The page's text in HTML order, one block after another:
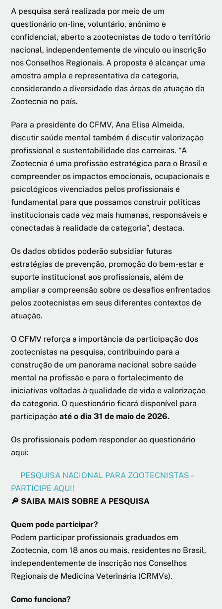
A pesquisa será realizada por meio de um
questionário on-line, voluntário, anônimo e
confidencial, aberto a zootecnistas de todo o território
nacional, independentemente de vínculo ou inscrição
nos Conselhos Regionais. A proposta é alcançar uma
amostra ampla e representativa da categoria,
considerando a diversidade das áreas de atuação da
Zootecnia no país.
Para a presidente do CFMV, Ana Elisa Almeida,
discutir saúde mental também é discutir valorização
profissional e sustentabilidade das carreiras. “A
Zootecnia é uma profissão estratégica para o Brasil e
compreender os impactos emocionais, ocupacionais e
psicológicos vivenciados pelos profissionais é
fundamental para que possamos construir políticas
institucionais cada vez mais humanas, responsáveis e
conectadas à realidade da categoria”, destaca.
Os dados obtidos poderão subsidiar futuras
estratégias de prevenção, promoção do bem-estar e
suporte institucional aos profissionais, além de
ampliar a compreensão sobre os desafios enfrentados
pelos zootecnistas em seus diferentes contextos de
atuação.
O CFMV reforça a importância da participação dos
zootecnistas na pesquisa, contribuindo para a
construção de um panorama nacional sobre saúde
mental na profissão e para o fortalecimento de
iniciativas voltadas à qualidade de vida e valorização
da categoria. O questionário ficará disponível para
participaçãoaté o dia 31 de maio de 2026.
Os profissionais podem responder ao questionário
aqui:
PESQUISA NACIONAL PARA ZOOTECNISTAS –
PARTICIPE AQUI!
🔎 SAIBA MAIS SOBRE A PESQUISA
Quem pode participar?
Podem participar profissionais graduados em
Zootecnia, com 18 anos ou mais, residentes no Brasil,
independentemente de inscrição nos Conselhos
Regionais de Medicina Veterinária (CRMVs).
Como funciona?